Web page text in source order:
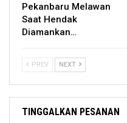
Pekanbaru Melawan
Saat Hendak
Diamankan…
PREV NEXT
TINGGALKAN PESANAN